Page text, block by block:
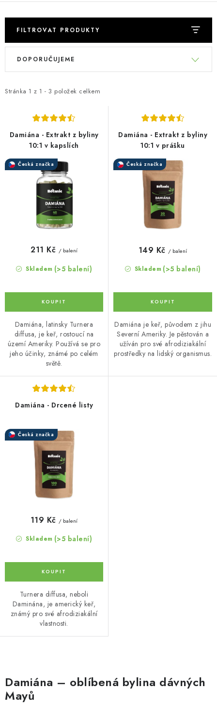
FILTROVAT PRODUKTY
V
i
d
u
Stránka 1 z 1 - 3 položek celkem
Ř
e
p
o
d
DOPORUČUJEME
Damiána - Extrakt z byliny
10:1 v kapslích
Česká značka
Skladem (>5 balení)
211 Kč / balení
Damiána, latinsky Turnera
diffusa, je keř, rostoucí na
území Ameriky. Používá se pro
jeho účinky, známé po celém
světě.
Damiána - Extrakt z byliny
10:1 v prášku
Česká značka
Skladem (>5 balení)
149 Kč / balení
Damiána je keř, původem z jihu
Severní Ameriky. Je pěstován a
užíván pro své afrodiziakální
prostředky na lidský organismus.
Damiána - Drcené listy
Česká značka
Skladem (>5 balení)
119 Kč / balení
Turnera diffusa, neboli
Daminána, je americký keř,
známý pro své afrodiziakální
vlastnosti.
v
l
á
Damiána – oblíbená bylina dávných
Mayů